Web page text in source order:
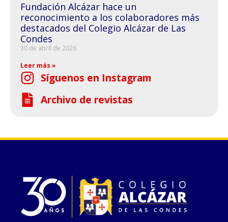
Fundación Alcázar hace un
reconocimiento a los colaboradores más
destacados del Colegio Alcázar de Las
Condes
30 de abril de 2026
Leer más »
Síguenos en Instagram
Archivo de revistas